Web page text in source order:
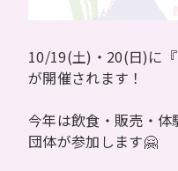
10/19(土)・20(日)に
が開催されます！
今年は飲食・販売・
団体が参加します🤗